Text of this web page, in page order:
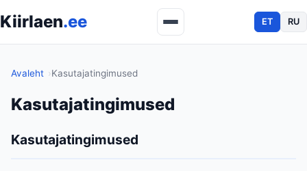
Kiirlaen.ee ET RU
Avaleht Kasutajatingimused
Kasutajatingimused
Kasutajatingimused